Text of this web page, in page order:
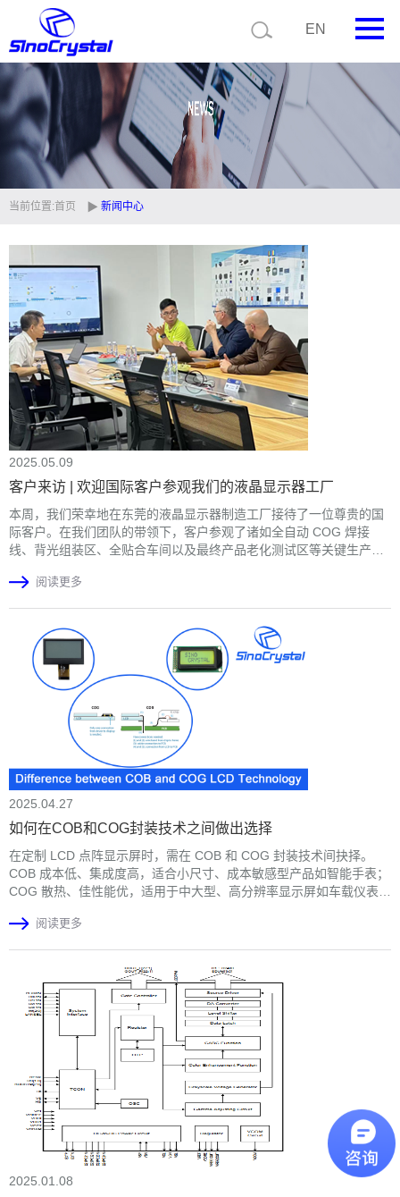
EN
首页
公司简介
产品中心
技术支持
视频中心
新闻中心
联系我们
定制品
当前位置:首页 新闻中心
2025.05.09
客户来访 | 欢迎国际客户参观我们的液晶显示器工厂
本周，我们荣幸地在东莞的液晶显示器制造工厂接待了一位尊贵的国
际客户。在我们团队的带领下，客户参观了诸如全自动 COG 焊接
线、背光组装区、全贴合车间以及最终产品老化测试区等关键生产区
给予了高度评价。此次访问增进了双方的信任，并为未来的合作奠定
阅读更多
2025.04.27
如何在COB和COG封装技术之间做出选择
在定制 LCD 点阵显示屏时，需在 COB 和 COG 封装技术间抉择。
COB 成本低、集成度高，适合小尺寸、成本敏感型产品如智能手表；
COG 散热、佳性能优，适用于中大型、高分辨率显示屏如车载仪表
做出明智选择，提升显示性能、降低成本，优化用户体验。
阅读更多
2025.01.08